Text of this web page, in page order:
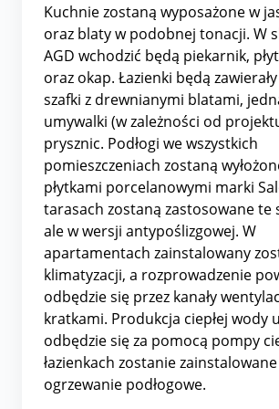
Kuchnie zostaną wyposażone w
oraz blaty w podobnej tonacji. W
AGD wchodzić będą piekarnik,
oraz okap. Łazienki będą
szafki z drewnianymi blatami,
umywalki (w zależności od
prysznic. Podłogi we wszystkich
pomieszczeniach zostaną
płytkami porcelanowymi marki
tarasach zostaną zastosowane te
ale w wersji antypoślizgowej. W
apartamentach zainstalowany
klimatyzacji, a rozprowadzenie
odbędzie się przez kanały
kratkami. Produkcja ciepłej wody
odbędzie się za pomocą pompy
łazienkach zostanie
ogrzewanie podłogowe.